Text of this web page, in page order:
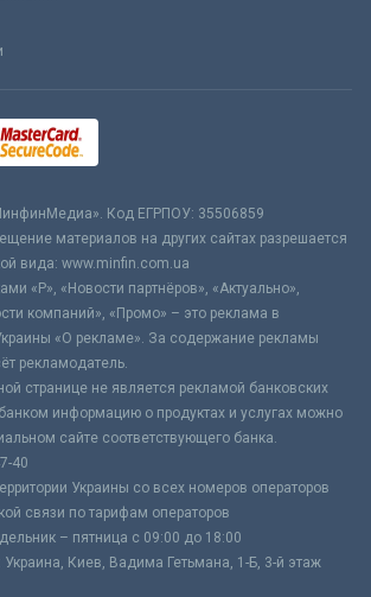
Код ЕГРПОУ: 35506859
материалов на других сайтах разрешается
вида: www.minfin.com.ua
«Р», «Новости партнёров», «Актуально»,
компаний», «Промо» – это реклама в
«О рекламе». За содержание рекламы
рекламодатель.
странице не является рекламой банковских
информацию о продуктах и услугах можно
сайте соответствующего банка.
40
Украины со всех номеров операторов
связи по тарифам операторов
– пятница с 09:00 до 18:00
Киев, Вадима Гетьмана, 1-Б, 3-й этаж